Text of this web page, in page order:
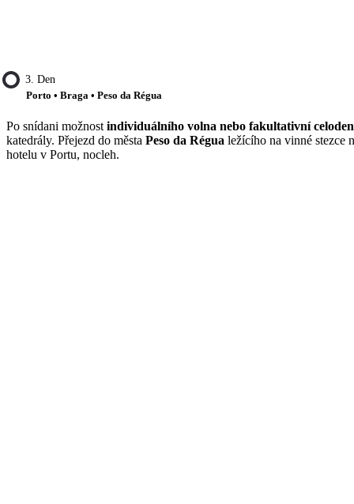
3. Den
Porto • Braga • Peso da Régua
Po snídani možnost individuálního volna nebo fakultativní
katedrály. Přejezd do města Peso da Régua ležícího na vinné stezce
hotelu v Portu, nocleh.